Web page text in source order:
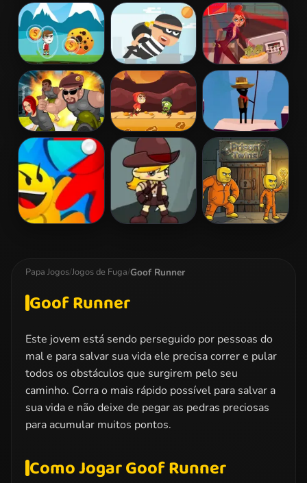
Candy Car
Escape
Cop Chase Robbers in
Town
Danger Sense City Theft Floor Jumper
Escape
Soldier Rush Scary Run Jurassic Run!
Papa Jogos/Jogos de Fuga/Goof Runner
Goof Runner
Este jovem está sendo perseguido por pessoas do
mal e para salvar sua vida ele precisa correr e pular
todos os obstáculos que surgirem pelo seu
caminho. Corra o mais rápido possível para salvar a
sua vida e não deixe de pegar as pedras preciosas
para acumular muitos pontos.
Como Jogar Goof Runner